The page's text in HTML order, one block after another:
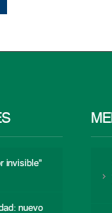
invisible”
nuevo